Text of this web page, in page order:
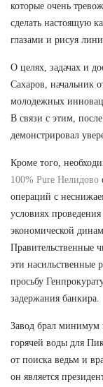
которые очень
сделать настоящую
глазами и рисуя
О целях, задачах и
Сахаров, начальник
молодежных
В связи с этим,
демонстрировал
Кроме того,
100% Pure Нелидово
операций с
условиях
экономической
Правительственные
эти насильственные
просьбу
задержания банкира.
Завод брал минимум
горячей воды для
от поиска ведьм и
он является